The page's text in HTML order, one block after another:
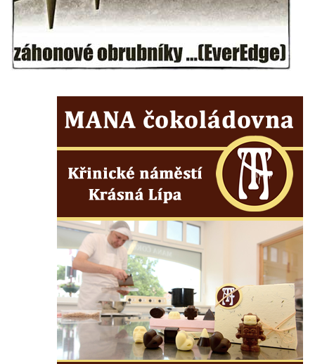
kláštera dominikánů v Českých
Budějovicích
Socha svatého Josefa na nádvoří kláštera
dominikánů v Českých Budějovicích
Socha svatého Dominika na nádvoří
Sousoší Kalvárie před klášterem
dominikánů u Piaristického náměstí v
Českých Budějovicích
Socha svatého Václava u pramene v
Semilech
Pamětní deska Tomáše Garrigue Masaryka
na radnici v Českých Budějovicích
Pamětní deska na biskupské rezidenci v
Českých Budějovicích
Pamětní deska Josefa Hloucha na